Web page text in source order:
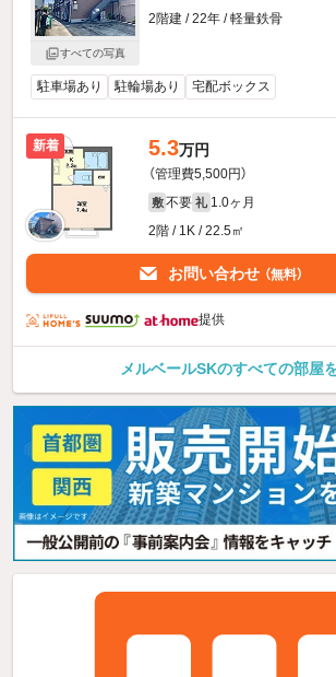
すべての写真
2階建 / 22年 / 軽量鉄骨
駐車場あり 駐輪場あり 宅配ボックス
新着 5.3万円
（管理費5,500円）
敷 不要 礼 1.0ヶ月
2階 / 1K / 22.5㎡
お問い合わせ （無料）
提供
メルベールSKのすべての部屋